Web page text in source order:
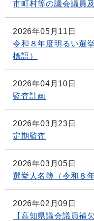
市町村等の議会議員
2026年05月11日
令和８年度明るい選
標語）
2026年04月10日
監査計画
2026年03月23日
定期監査
2026年03月05日
選挙人名簿（令和８
2026年02月09日
【高知県議会議員補